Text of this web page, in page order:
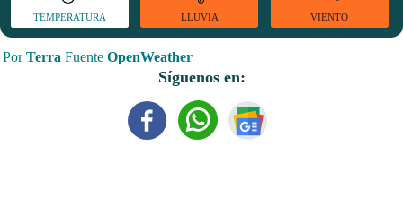
TEMPERATURA LLUVIA VIENTO
PorTerra Fuente OpenWeather
Síguenos en: